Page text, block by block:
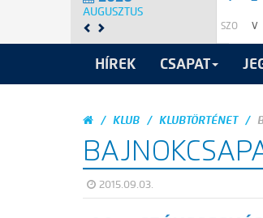
AUGUSZTUS
SZO V
HÍREK CSAPAT
KLUB KLUBTÖRTÉNET
2015.09.03.